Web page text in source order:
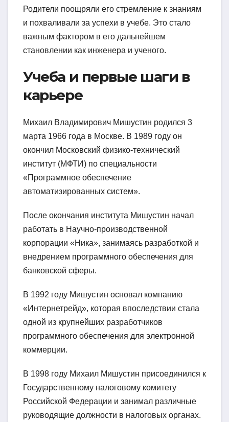
Родители поощряли его стремление к знаниям
и похваливали за успехи в учебе. Это стало
важным фактором в его дальнейшем
становлении как инженера и ученого.
Учеба и первые шаги в
карьере
Михаил Владимирович Мишустин родился 3
марта 1966 года в Москве. В 1989 году он
окончил Московский физико-технический
институт (МФТИ) по специальности
«Программное обеспечение
автоматизированных систем».
После окончания института Мишустин начал
работать в Научно-производственной
корпорации «Ника», занимаясь разработкой и
внедрением программного обеспечения для
банковской сферы.
В 1992 году Мишустин основал компанию
«Интернетрейд», которая впоследствии стала
одной из крупнейших разработчиков
программного обеспечения для электронной
коммерции.
В 1998 году Михаил Мишустин присоединился к
Государственному налоговому комитету
Российской Федерации и занимал различные
руководящие должности в налоговых органах.